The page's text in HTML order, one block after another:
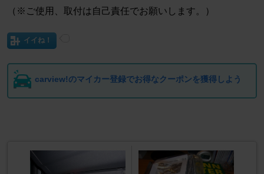
（※ご使用、取付は自己責任でお願いします。）
イイね！
carview!のマイカー登録でお得なクーポンを獲得しよう